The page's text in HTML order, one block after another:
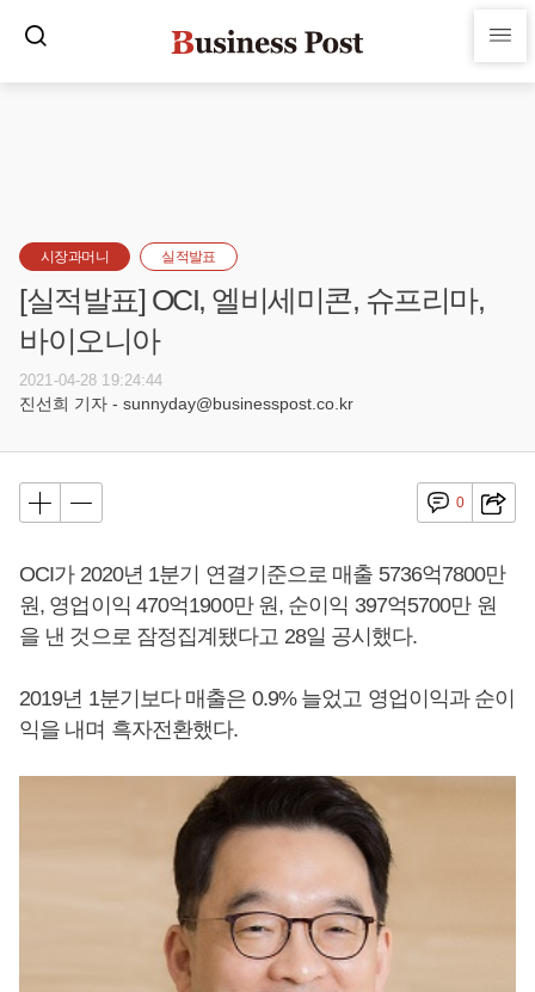
시장과머니 실적발표
[실적발표] OCI, 엘비세미콘, 슈프리마,
바이오니아
2021-04-28 19:24:44
진선희 기자 - sunnyday@businesspost.co.kr
0
OCI가 2020년 1분기 연결기준으로 매출 5736억7800만
원, 영업이익 470억1900만 원, 순이익 397억5700만 원
을 낸 것으로 잠정집계됐다고 28일 공시했다.
2019년 1분기보다 매출은 0.9% 늘었고 영업이익과 순이
익을 내며 흑자전환했다.